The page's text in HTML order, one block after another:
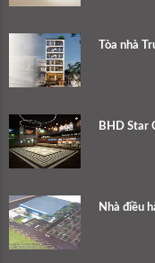
Tòa nhà
BHD Star
Nhà điều